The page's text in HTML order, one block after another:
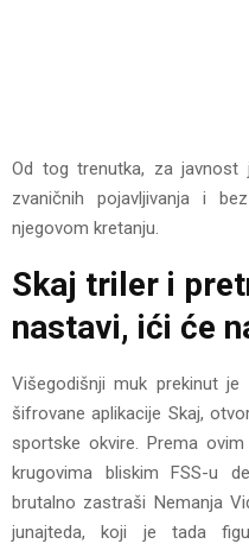
Od tog trenutka, za javnost
zvaničnih pojavljivanja i
njegovom kretanju.
Skaj triler i
nastavi, ići će
Višegodišnji muk prekinut
šifrovane aplikacije Skaj,
sportske okvire. Prema
krugovima bliskim FSS-u
brutalno zastraši Nemanja
junajteda, koji je tada